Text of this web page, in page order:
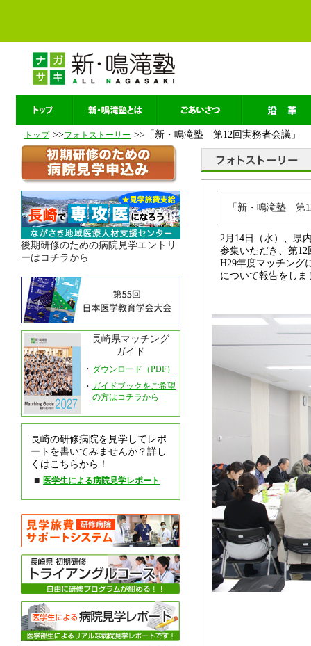
トップ >>フォトストーリー >>「新・鳴滝塾 第12回実務者会議」
後期研修のための病院見学エントリ
ーはコチラから
長崎県マッチング
ガイド
・ ダウンロード（PDF）
・ ガイドブックをご希望
の方はコチラから
長崎の研修病院を見学してレポ
ートを書いてみませんか？詳し
くはこちらから！
■ 医学生による病院見学レポート
「新・鳴滝塾 第
2月14日（水）、県
参集いただき、第
H29年度マッチング
について報告をしま